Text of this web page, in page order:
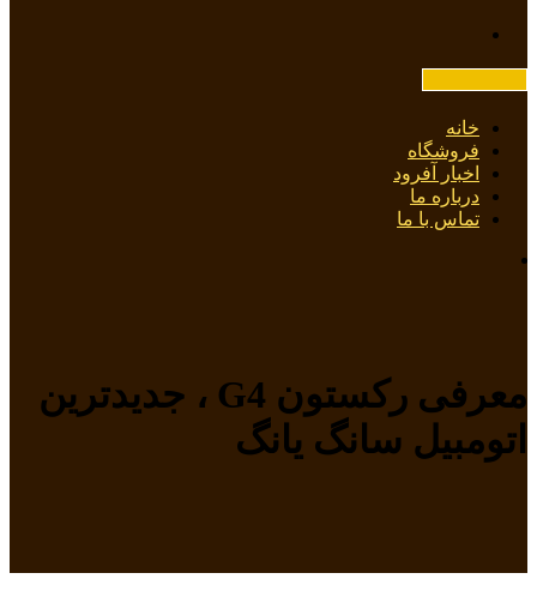
خانه
فروشگاه
اخبار آفرود
درباره ما
تماس با ما
معرفی رکستون G4 ، جدیدترین
اتومبیل سانگ یانگ